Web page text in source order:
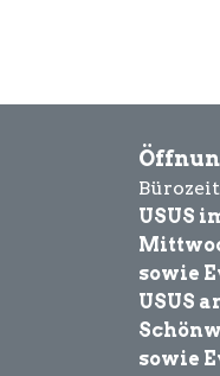
USUS
sowie
USUS
sowie